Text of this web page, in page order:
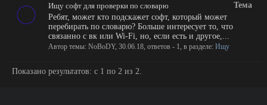
Тема
Ищу софт для проверки по словарю
Ребят, может кто подскажет софт, который может
перебирать по словарю? Больше интересует то, что
связанно с вк или Wi-Fi, но, если есть и другое,...
Автор темы: NoBoDY, 30.06.18, ответов - 1, в разделе: Ищу
Показано результатов: с 1 по 2 из 2.